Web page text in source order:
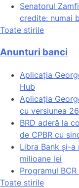
Senatorul
credite: numai
Toate stirile
Anunturi banci
Aplicația
Hub
Aplicația
cu versiunea
BRD aderă la
de CPBR cu
Libra Bank și-
milioane lei
Programul
Toate stirile